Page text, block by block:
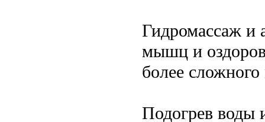
Гидромассаж и
мышц и
более
Подогрев воды